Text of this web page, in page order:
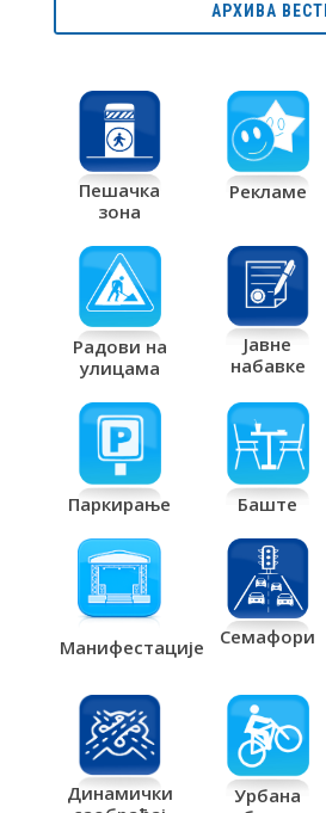
АРХИВА
Пешачка
зона
Рекламе
Радови на
улицама
Јавне
набавке
Паркирање Баште
Манифестације Семафори
Динамички
Урбана